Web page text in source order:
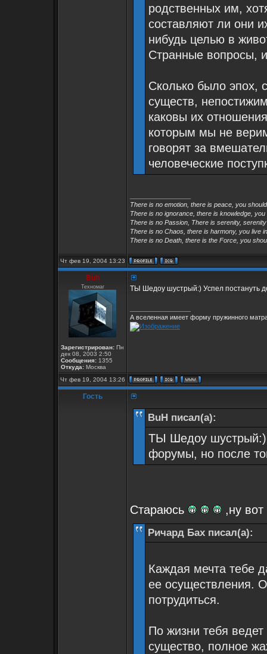
родственных им,
составляют ли они
нибудь целью в
Странные вопросы,
Сколько было эпох,
существ,
каковы их
которым мы не
говорят за
человеческие
There is no emotion, there is peace, you
There is no ignorance, there is knowledge,
There is no Passion, There is serenity,
There is no Chaos, there is harmony, you live
There is no Death, there is the Force, you
Чт фев 19, 2004 13:23
Buh
Техномаг
Зарегистрирован: Пн
дек 08, 2003 2:50
Сообщения: 1355
Откуда: Москва
ТЫ Шедоу шустрый:) Успел постануть
А вселенная имеет форму пружинного
Чт фев 19, 2004 13:26
Гость
BuH писал(а):
ТЫ Шедоу шустрый:)
форумы, но после
Стараюсь ,ну
Ричард Бах писал(а):
Каждая мечта тебе
ее осуществления.
потрудиться.
По жизни тебя
существо, полное